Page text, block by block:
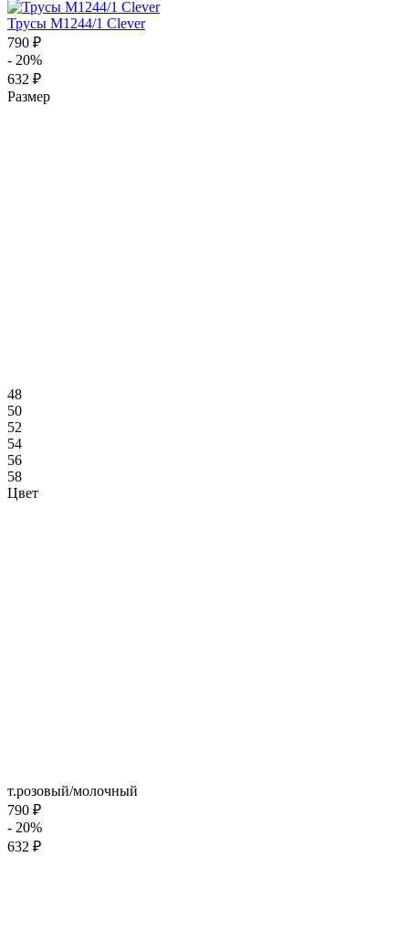
Трусы M1244/1 Clever
790 ₽
- 20%
632 ₽
Размер
48
50
52
54
56
58
Цвет
т.розовый/молочный
790 ₽
- 20%
632 ₽